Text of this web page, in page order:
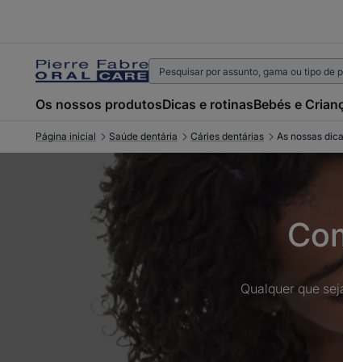
Os nossos produtosDicas e rotinasBebés e
Página inicial Saúde dentária Cáries dentárias As nossas
Qualquer que